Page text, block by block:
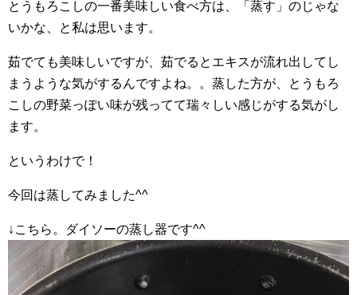
とうもろこしの一番美味しい食べ方は、「蒸す」のじゃな
いかな、と私は思います。
茹でても美味しいですが、茹でるとエキスが流れ出してし
まうような気がするんですよね。。蒸した方が、とうもろ
こしの野菜っぽい味が残ってて瑞々しい感じがする気がし
ます。
というわけで！
今回は蒸してみました^^
↓こちら。ダイソーの蒸し器です^^